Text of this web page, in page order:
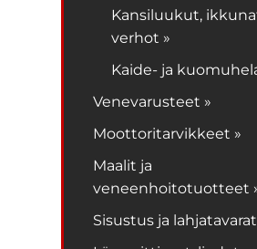
Kansiluukut,
verhot »
Kaide- ja
Venevarusteet »
Moottoritarvikkeet »
Maalit ja
veneenhoitotuotteet
Sisustus ja lahjatavarat